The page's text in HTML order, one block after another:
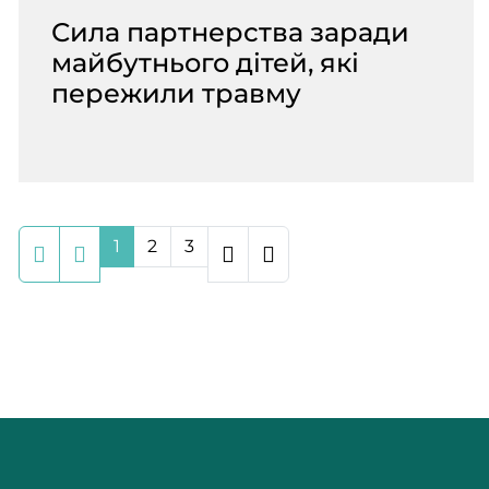
Сила партнерства заради
майбутнього дітей, які
пережили травму
1 2 3